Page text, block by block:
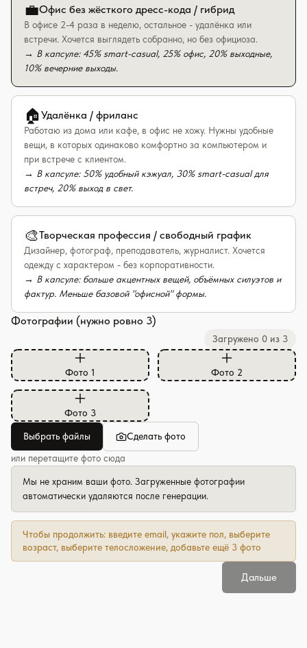
💼Офис без жёсткого дресс-кода / гибрид
В офисе 2-4 раза в неделю, остальное - удалёнка или
встречи. Хочется выглядеть собранно, но без официоза.
→ В капсуле: 45% smart-casual, 25% офис, 20% выходные,
10% вечерние выходы.
🏠Удалёнка / фриланс
Работаю из дома или кафе, в офис не хожу. Нужны удобные
вещи, в которых одинаково комфортно за компьютером и
при встрече с клиентом.
→ В капсуле: 50% удобный кэжуал, 30% smart-casual для
встреч, 20% выход в свет.
🎨Творческая профессия / свободный график
Дизайнер, фотограф, преподаватель, журналист. Хочется
одежду с характером - без корпоративности.
→ В капсуле: больше акцентных вещей, объёмных силуэтов и
фактур. Меньше базовой "офисной" формы.
Фотографии (нужно ровно 3)
Загружено 0 из 3
Фото 1 Фото 2
Фото 3
Выбрать файлы
Сделать фото
или перетащите фото сюда
Мы не храним ваши фото. Загруженные фотографии
автоматически удаляются после генерации.
Чтобы продолжить: введите email, укажите пол, выберите
возраст, выберите телосложение, добавьте ещё 3 фото
Дальше